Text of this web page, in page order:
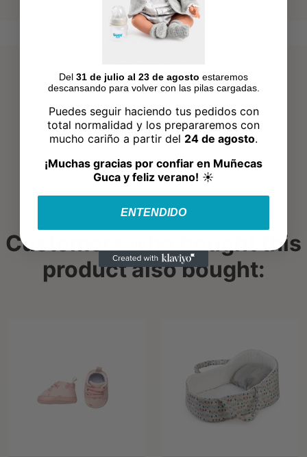
Customers who bought this
product also bought:
Del 31 de julio al 23 de agosto estaremos
descansando para volver con las pilas cargadas.
Puedes seguir haciendo tus pedidos con
total normalidad y los prepararemos con
mucho cariño a partir del 24 de agosto.
¡Muchas gracias por confiar en Muñecas
Guca y feliz verano! ☀️
ENTENDIDO